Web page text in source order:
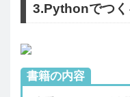
3.Pythonでつく
書籍の内容